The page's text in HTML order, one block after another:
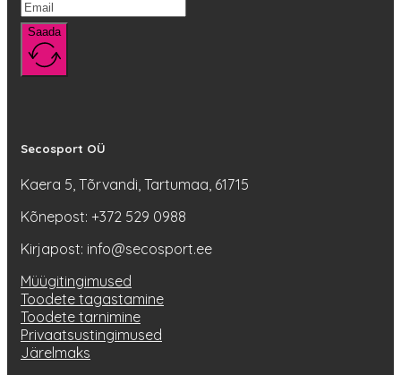
Saada
Secosport OÜ
Kaera 5, Tõrvandi, Tartumaa, 61715
Kõnepost: +372 529 0988
Kirjapost: info@secosport.ee
Müügitingimused
Toodete tagastamine
Toodete tarnimine
Privaatsustingimused
Järelmaks